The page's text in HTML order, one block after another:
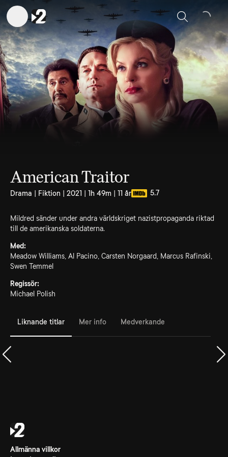
Sök
American Traitor
Drama | Fiktion | 2021 | 1h 49m | 11 år 5.7
Mildred sänder under andra världskriget nazistpropaganda riktad
till de amerikanska soldaterna.
Med:
Meadow Williams, Al Pacino, Carsten Norgaard, Marcus Rafinski,
Swen Temmel
Regissör:
Michael Polish
Liknande titlar Mer info Medverkande
Allmänna villkor